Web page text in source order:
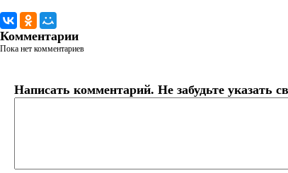
Комментарии
Пока нет комментариев
Написать комментарий. Не забудьте указать